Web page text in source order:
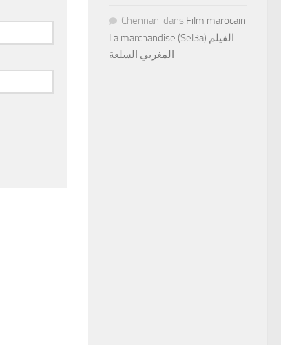
Chennani dans Film marocain
La marchandise (Sel3a) الفيلم
المغربي السلعة